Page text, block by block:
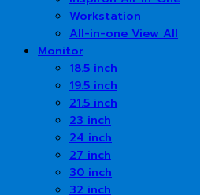
Workstation
All-in-one View All
Monitor
18.5 inch
19.5 inch
21.5 inch
23 inch
24 inch
27 inch
30 inch
32 inch